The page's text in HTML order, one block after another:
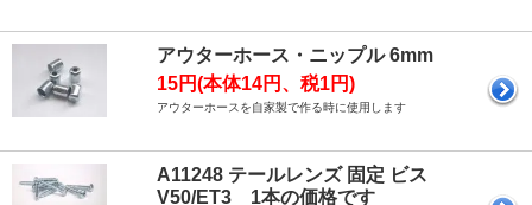
アウターホース・ニップル 6mm
15円(本体14円、税1円)
アウターホースを自家製で作る時に使用します
A11248 テールレンズ 固定 ビス
V50/ET3 1本の価格です